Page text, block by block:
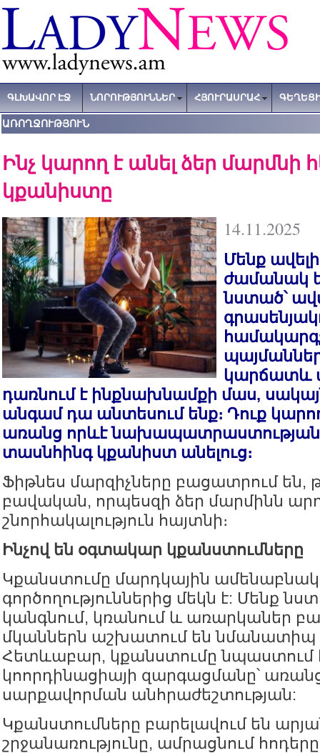
ԳԼԽԱՎՈՐ ԷՋ ՆՈՐՈՒԹՅՈՒՆՆԵՐ ՀՅՈՒՐԱՍՐԱՀ
ԱՌՈՂՋՈՒԹՅՈՒՆ
Ինչ կարող է անել ձեր մարմնի
կքանիստը
14.11.2025
Մենք
ժամանակ
նստած՝
կարճատև
դառնում է ինքնախնամքի մաս,
անգամ դա անտեսում ենք։ Դուք
առանց որևէ նախապատրաստության
տասնհինգ կքանիստ անելուց։
Ֆիթնես մարզիչները բացատրում են,
բավական, որպեսզի ձեր մարմինն
շնորհակալություն հայտնի։
Ինչով են օգտակար կքանստումները
Կքանստումը մարդկային
գործողություններից մեկն է: Մենք
կանգնում, կռանում և առարկաներ
մկաններն աշխատում են նմանատիպ
Հետևաբար, կքանստումը նպաստում
կոորդինացիայի զարգացմանը՝
սարքավորման անհրաժեշտության:
Կքանստումները բարելավում են
շրջանառությունը, ամրացնում